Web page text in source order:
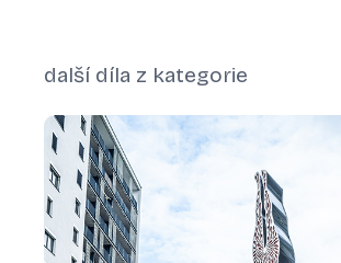
další díla z kategorie